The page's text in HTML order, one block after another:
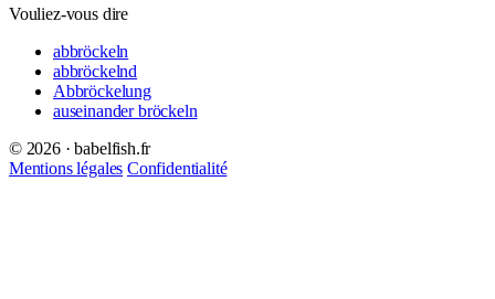
Vouliez-vous dire
abbröckeln
abbröckelnd
Abbröckelung
auseinander bröckeln
© 2026 · babelfish.fr
Mentions légales Confidentialité